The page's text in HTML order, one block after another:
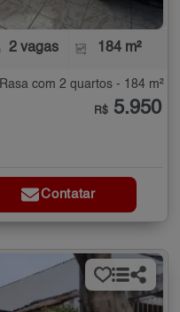
2 vagas 184 m²
com 2 quartos - 184 m²
R$ 5.950
Contatar